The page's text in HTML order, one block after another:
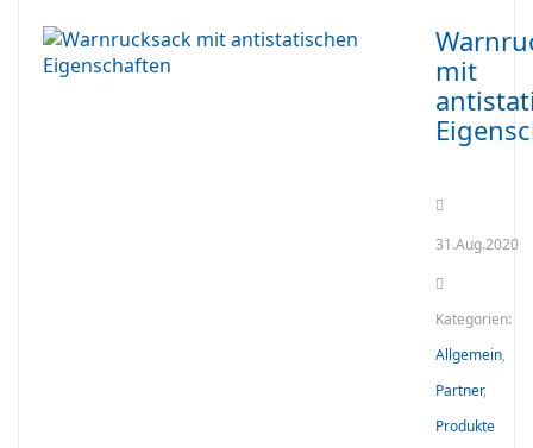
mit
31.Aug.2020
Kategorien:
Allgemein,
Partner,
Produkte